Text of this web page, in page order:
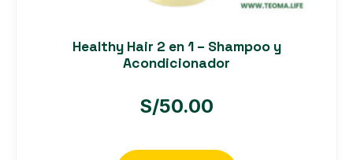
Healthy Hair 2 en 1 – Shampoo y
Acondicionador
S/50.00